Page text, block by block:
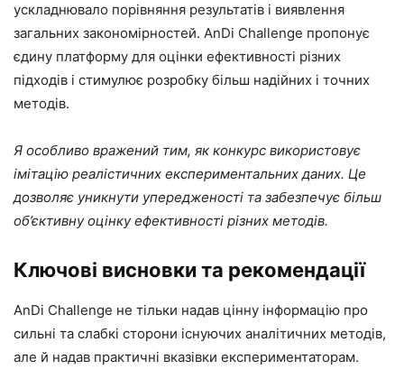
ускладнювало порівняння результатів і виявлення
загальних закономірностей. AnDi Challenge пропонує
єдину платформу для оцінки ефективності різних
підходів і стимулює розробку більш надійних і точних
методів.
Я особливо вражений тим, як конкурс використовує
імітацію реалістичних експериментальних даних. Це
дозволяє уникнути упередженості та забезпечує більш
об’єктивну оцінку ефективності різних методів.
Ключові висновки та рекомендації
AnDi Challenge не тільки надав цінну інформацію про
сильні та слабкі сторони існуючих аналітичних методів,
але й надав практичні вказівки експериментаторам.